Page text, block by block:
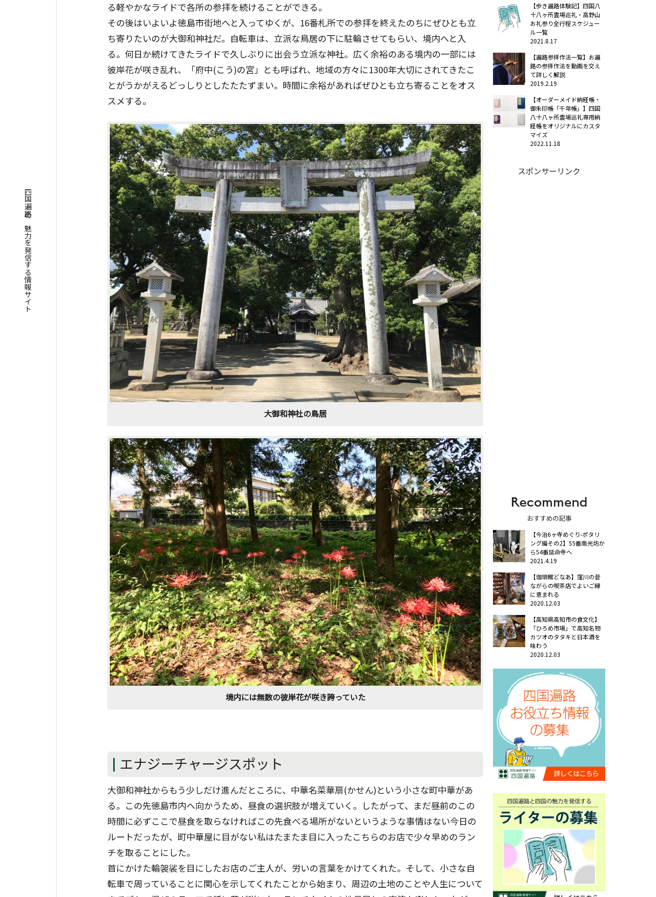
四国遍路の魅力を発信する情報サイト
る軽やかなライドで各所の参拝を続けることができる。
その後はいよいよ徳島市街地へと入ってゆくが、16番札所での参拝を終えたのちにぜひとも立
ち寄りたいのが大御和神社だ。自転車は、立派な鳥居の下に駐輪させてもらい、境内へと入
る。何日か続けてきたライドで久しぶりに出会う立派な神社。広く余裕のある境内の一部には
彼岸花が咲き乱れ、「府中(こう)の宮」とも呼ばれ、地域の方々に1300年大切にされてきたこ
とがうかがえるどっしりとしたたたずまい。時間に余裕があればぜひとも立ち寄ることをオス
スメする。
大御和神社の鳥居
境内には無数の彼岸花が咲き誇っていた
エナジーチャージスポット
大御和神社からもう少しだけ進んだところに、中華名菜華扇(かせん)という小さな町中華があ
る。この先徳島市内へ向かうため、昼食の選択肢が増えていく。したがって、まだ昼前のこの
時間に必ずここで昼食を取らなければこの先食べる場所がないというような事情はない今日の
ルートだったが、町中華屋に目がない私はたまたま目に入ったこちらのお店で少々早めのラン
チを取ることにした。
首にかけた輪袈裟を目にしたお店のご主人が、労いの言葉をかけてくれた。そして、小さな自
転車で周っていることに関心を示してくれたことから始まり、周辺の土地のことや人生について
【歩き遍路体験記】四国八
十八ヶ所霊場巡礼・高野山
お礼参り全行程スケジュー
ル一覧
2021.8.17
【遍路参拝作法一覧】お遍
路の参拝作法を動画を交え
て詳しく解説
2019.2.19
【オーダーメイド納経帳・
御朱印帳「千年帳」】四国
八十八ヶ所霊場巡礼専用納
経帳をオリジナルにカスタ
マイズ
2022.11.18
スポンサーリンク
Recommend
おすすめの記事
【今治6ヶ寺めぐり-ポタリ
ング編その2】55番南光坊か
ら54番延命寺へ
2021.4.19
【珈琲館どなあ】窪川の昔
ながらの喫茶店でよいご縁
に恵まれる
2020.12.03
【高知県高知市の食文化】
「ひろめ市場」で高知名物
カツオのタタキと日本酒を
味わう
2020.12.03